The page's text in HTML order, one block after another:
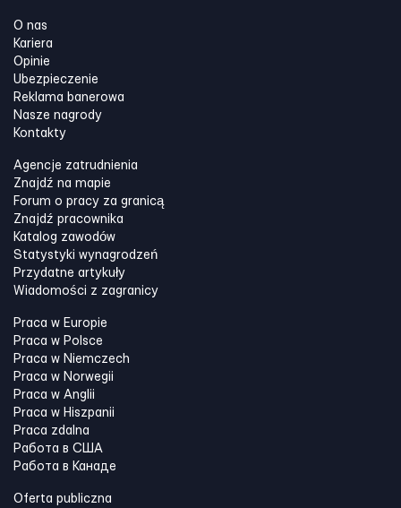
O nas
Kariera
Opinie
Ubezpieczenie
Reklama banerowa
Nasze nagrody
Kontakty
Agencje zatrudnienia
Znajdź na mapie
Forum o pracy za granicą
Znajdź pracownika
Katalog zawodów
Statystyki wynagrodzeń
Przydatne artykuły
Wiadomości z zagranicy
Praca w Europie
Praca w Polsce
Praca w Niemczech
Praca w Norwegii
Praca w Anglii
Praca w Hiszpanii
Praca zdalna
Работа в США
Работа в Канадe
Oferta publiczna